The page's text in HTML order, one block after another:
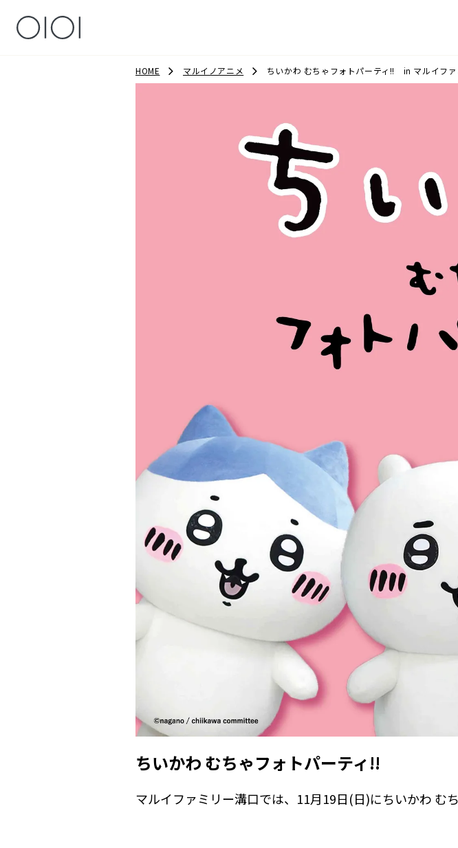
HOME マルイノアニメ ちいかわ むちゃフォトパーティ!! in マルイファ
ちいかわ むちゃフォトパーティ!!
マルイファミリー溝口では、11月19日(日)にちいかわ む